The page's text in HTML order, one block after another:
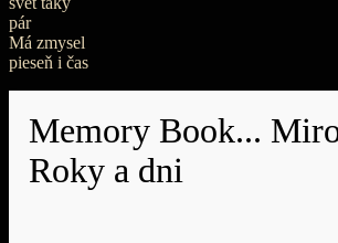
pár
Má zmysel
pieseň i čas
Memory Book...
Roky a dni